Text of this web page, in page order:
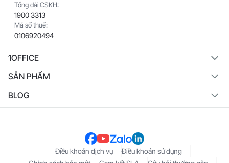
Tổng đài CSKH:
1900 3313
Mã số thuế:
0106920494
1OFFICE
SẢN PHẨM
BLOG
Điều khoản dịch vụ
Điều khoản sử dụng